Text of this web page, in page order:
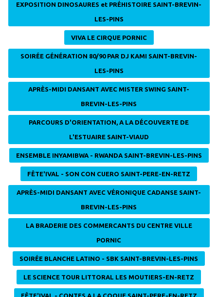
EXPOSITION DINOSAURES et PRÉHISTOIRE SAINT-BREVIN-
LES-PINS
VIVA LE CIRQUE PORNIC
SOIRÉE GÉNÉRATION 80/90 PAR DJ KAMI SAINT-BREVIN-
LES-PINS
APRÈS-MIDI DANSANT AVEC MISTER SWING SAINT-
BREVIN-LES-PINS
PARCOURS D'ORIENTATION, A LA DÉCOUVERTE DE
L'ESTUAIRE SAINT-VIAUD
ENSEMBLE INYAMIBWA - RWANDA SAINT-BREVIN-LES-PINS
FÊTE'IVAL - SON CON CUERO SAINT-PERE-EN-RETZ
APRÈS-MIDI DANSANT AVEC VÉRONIQUE CADANSE SAINT-
BREVIN-LES-PINS
LA BRADERIE DES COMMERCANTS DU CENTRE VILLE
PORNIC
SOIRÉE BLANCHE LATINO - SBK SAINT-BREVIN-LES-PINS
LE SCIENCE TOUR LITTORAL LES MOUTIERS-EN-RETZ
FÊTE'IVAL - CONTES A LA COQUE SAINT-PERE-EN-RETZ